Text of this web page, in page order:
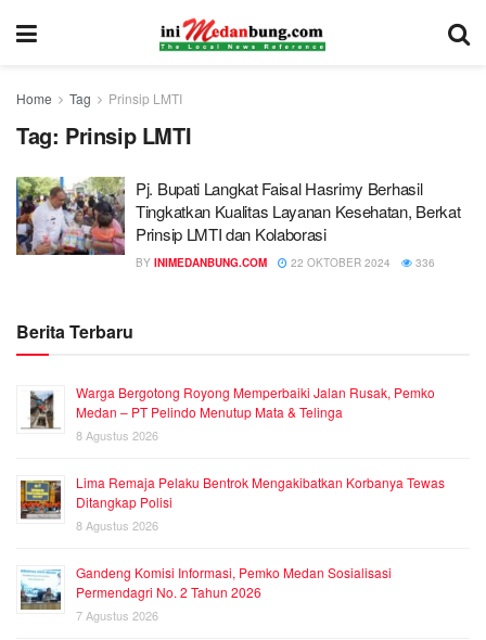
Home Tag Prinsip LMTI
Tag: Prinsip LMTI
Pj. Bupati Langkat Faisal Hasrimy Berhasil
Tingkatkan Kualitas Layanan Kesehatan, Berkat
Prinsip LMTI dan Kolaborasi
BY INIMEDANBUNG.COM 22 OKTOBER 2024 336
Berita Terbaru
Warga Bergotong Royong Memperbaiki Jalan Rusak, Pemko
Medan – PT Pelindo Menutup Mata & Telinga
8 Agustus 2026
Lima Remaja Pelaku Bentrok Mengakibatkan Korbanya Tewas
Ditangkap Polisi
8 Agustus 2026
Gandeng Komisi Informasi, Pemko Medan Sosialisasi
Permendagri No. 2 Tahun 2026
7 Agustus 2026